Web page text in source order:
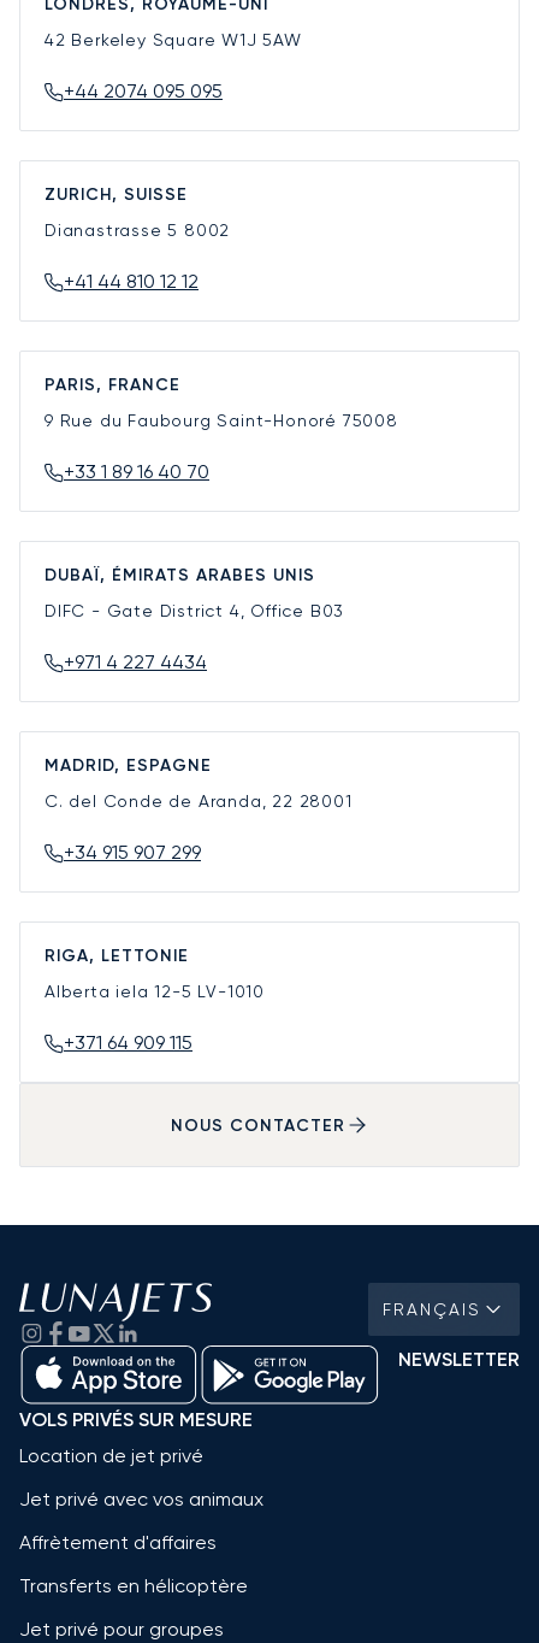
LONDRES, ROYAUME-UNI
42 Berkeley SquareW1J 5AW
+44 2074 095 095
ZURICH, SUISSE
Dianastrasse 5 8002
+41 44 810 12 12
PARIS, FRANCE
9 Rue du Faubourg Saint-Honoré 75008
+33 1 89 16 40 70
DUBAÏ, ÉMIRATS ARABES UNIS
DIFC - Gate District 4, Office B03
+971 4 227 4434
MADRID, ESPAGNE
C. del Conde de Aranda, 22 28001
+34 915 907 299
RIGA, LETTONIE
Alberta iela 12-5 LV-1010
+371 64 909 115
NOUS CONTACTER
FRANÇAIS
NEWSLETTER
VOLS PRIVÉS SUR MESURE
Location de jet privé
Jet privé avec vos animaux
Affrètement d'affaires
Transferts en hélicoptère
Jet privé pour groupes